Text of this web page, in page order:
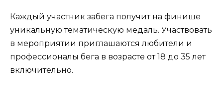
Каждый участник забега получит на финише
уникальную тематическую медаль. Участвовать
в мероприятии приглашаются любители и
профессионалы бега в возрасте от 18 до 35 лет
включительно.